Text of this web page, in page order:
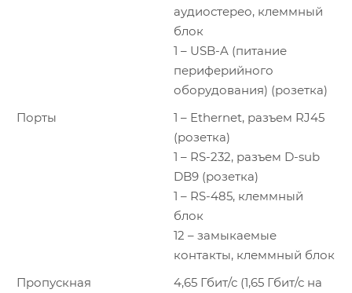
аудиостерео, клеммный
блок
1 – USB-A (питание
периферийного
оборудования) (розетка)
Порты
1 – Ethernet, разъем RJ45
(розетка)
1 – RS-232, разъем D-sub
DB9 (розетка)
1 – RS-485, клеммный
блок
12 – замыкаемые
контакты, клеммный блок
Пропускная
4,65 Гбит/с (1,65 Гбит/с на